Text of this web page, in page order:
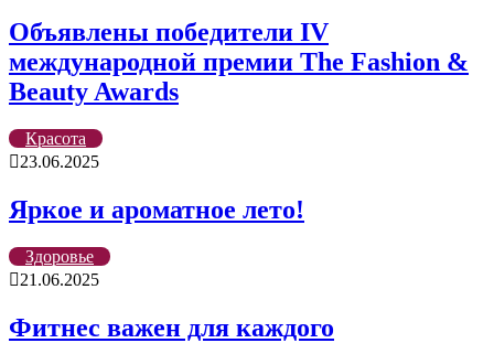
Объявлены победители IV
международной премии The Fashion &
Beauty Awards
Красота
23.06.2025
Яркое и ароматное лето!
Здоровье
21.06.2025
Фитнес важен для каждого